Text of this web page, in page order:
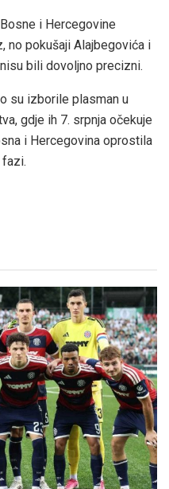
i Hercegovine
no pokušaji Alajbegovića i
bili dovoljno precizni.
su izborile plasman u
gdje ih 7. srpnja očekuje
i Hercegovina oprostila
fazi.